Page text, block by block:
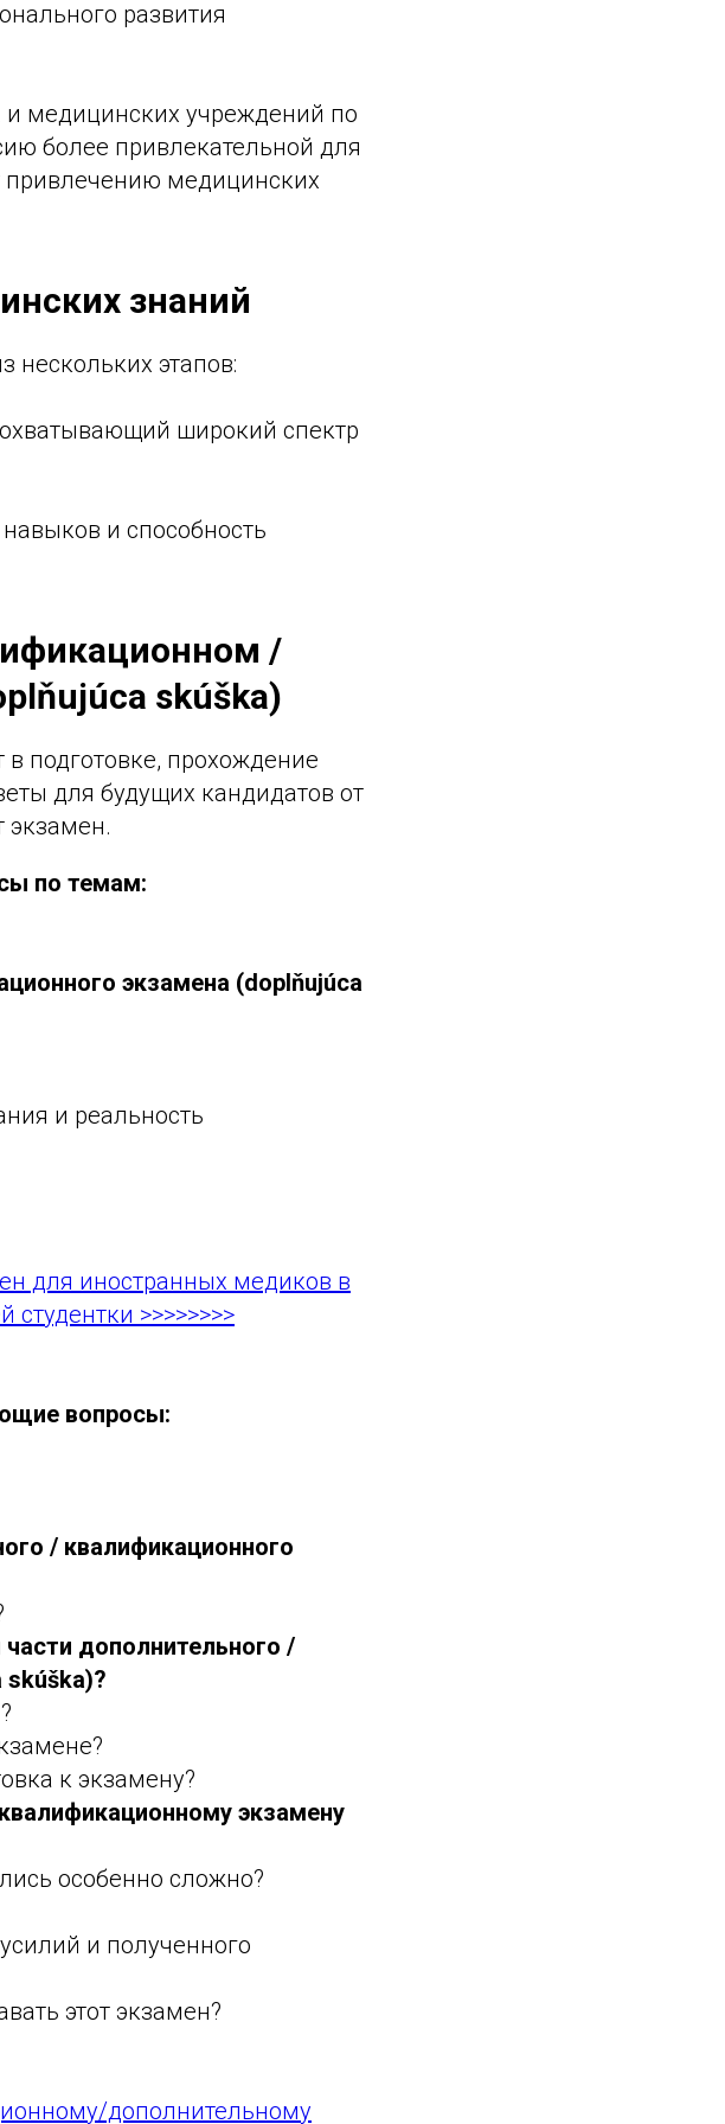
развития
и медицинских учреждений по
более привлекательной для
привлечению медицинских
знаний
нескольких этапов:
широкий спектр
и способность
/
skúška)
подготовке, прохождение
для будущих кандидатов от
экзамен.
по темам:
экзамена (doplňujúca
и реальность
для иностранных медиков в
>>>>>>>>
вопросы:
/ квалификационного
дополнительного /
skúška)?
к экзамену?
экзамену
особенно сложно?
и полученного
этот экзамен?
дополнительному